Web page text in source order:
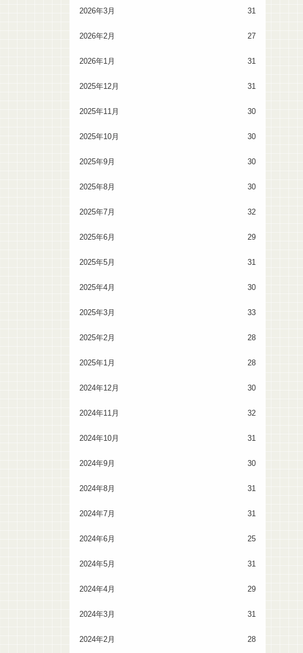
2026年3月 31
2026年2月 27
2026年1月 31
2025年12月 31
2025年11月 30
2025年10月 30
2025年9月 30
2025年8月 30
2025年7月 32
2025年6月 29
2025年5月 31
2025年4月 30
2025年3月 33
2025年2月 28
2025年1月 28
2024年12月 30
2024年11月 32
2024年10月 31
2024年9月 30
2024年8月 31
2024年7月 31
2024年6月 25
2024年5月 31
2024年4月 29
2024年3月 31
2024年2月 28